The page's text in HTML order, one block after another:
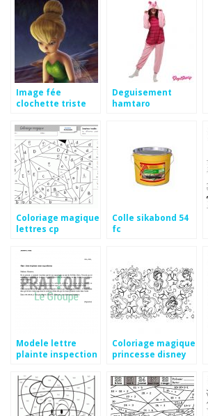
Image fée
clochette triste
Deguisement
hamtaro
Coloriage magique
lettres cp
Colle sikabond 54
fc
Modele lettre
plainte inspection
Coloriage magique
princesse disney